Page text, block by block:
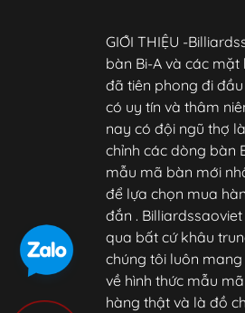
GIỚI THIỆU -
bàn Bi-A và các
đã tiên phong đi
có uy tín và thâm
nay có đội ngũ thợ
chỉnh các dòng bàn
mẫu mã bàn mới
để lựa chọn mua
đắn .
qua bất cứ khâu
chúng tôi luôn
về hình thức mẫu
hàng thật và là đồ